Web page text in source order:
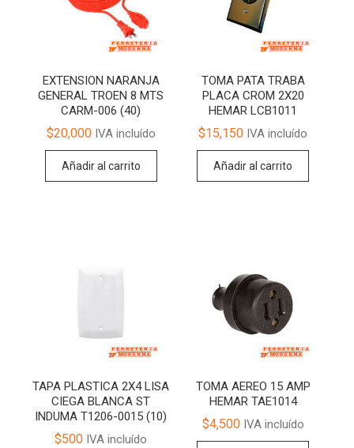
EXTENSION NARANJA
GENERAL TROEN 8 MTS
CARM-006 (40)
$20,000IVA incluído
Añadir al carrito
TOMA PATA TRABA
PLACA CROM 2X20
HEMAR LCB1011
$15,150 IVA incluído
Añadir al carrito
TAPA PLASTICA 2X4 LISA
CIEGA BLANCA ST
INDUMA T1206-0015 (10)
$500 IVA incluído
TOMA AEREO 15 AMP
HEMAR TAE1014
$4,500IVA incluído